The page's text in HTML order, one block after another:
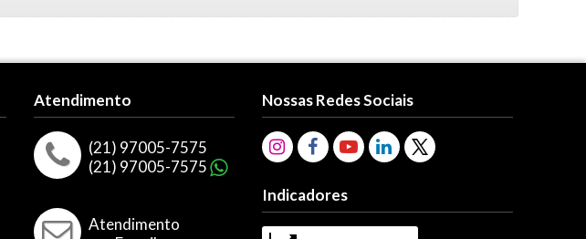
Atendimento
(21) 97005-7575
(21) 97005-7575
Atendimento
Nossas Redes Sociais
Indicadores